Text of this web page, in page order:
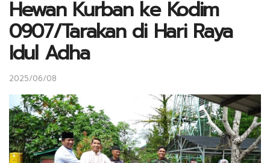
Hewan Kurban ke Kodim
0907/Tarakan di Hari Raya
Idul Adha
2025/06/08